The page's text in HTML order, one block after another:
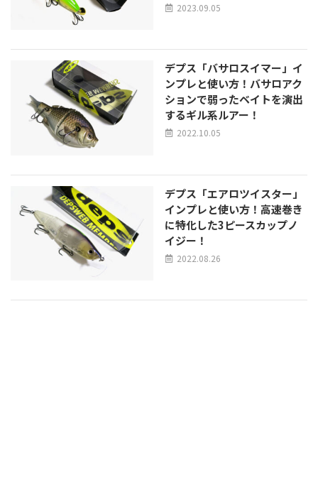
2023.09.05
デプス「バサロスイマー」イ
ンプレと使い方！バサロアク
ションで弱ったベイトを演出
するギル系ルアー！
2022.10.05
デプス「エアロツイスター」
インプレと使い方！高速巻き
に特化した3ピースカップノ
イジー！
2022.08.26